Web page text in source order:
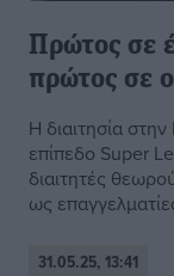
Πρώτος σε
πρώτος σε
Η διαιτησία
επίπεδο Super
διαιτητές
ως
31.05.25, 13:41